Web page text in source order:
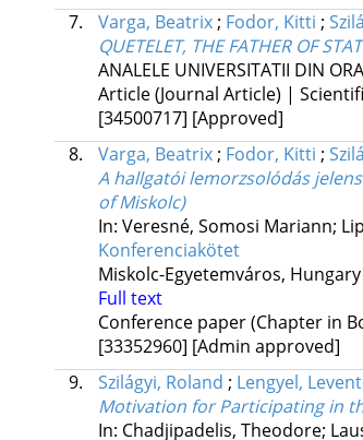
7.
Varga, Beatrix; Fodor, Kitti ;
QUETELET, THE FATHER OF
ANALELE UNIVERSITATII DIN
Article (Journal Article) |
[34500717] [Approved]
8.
Varga, Beatrix; Fodor, Kitti ;
A hallgatói lemorzsolódás
of Miskolc)
In: Veresné, Somosi Mariann;
Konferenciakötet
Miskolc-Egyetemváros, Hungary
Full text
Conference paper (Chapter in
[33352960] [Admin approved]
9.
Szilágyi, Roland ; Lengyel,
Motivation for Participating in
In: Chadjipadelis, Theodore;